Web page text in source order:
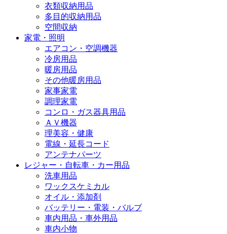
衣類収納用品
多目的収納用品
空間収納
家電・照明
エアコン・空調機器
冷房用品
暖房用品
その他暖房用品
家事家電
調理家電
コンロ・ガス器具用品
ＡＶ機器
理美容・健康
電線・延長コード
アンテナパーツ
レジャー・自転車・カー用品
洗車用品
ワックスケミカル
オイル・添加剤
バッテリー・電装・バルブ
車内用品・車外用品
車内小物